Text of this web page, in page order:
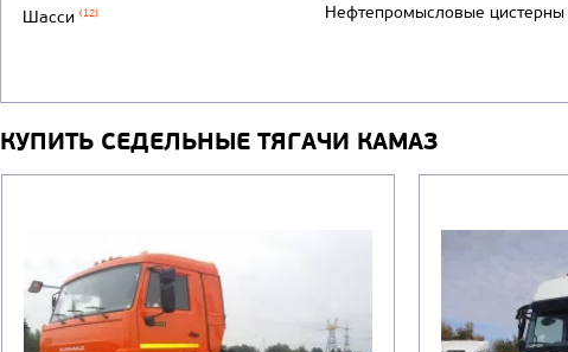
Шасси (12) Нефтепромысловые цистерны
КУПИТЬ СЕДЕЛЬНЫЕ ТЯГАЧИ КАМАЗ